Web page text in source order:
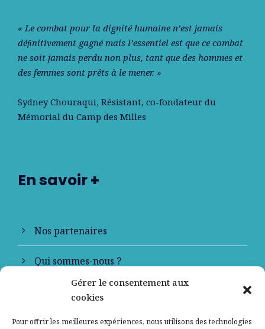
Gérer le consentement aux
cookies
Pour offrir les meilleures expériences, nous utilisons des technologies
« Le combat pour la dignité humaine n’est jamais
déﬁnitivement gagné mais l’essentiel est que ce combat
ne soit jamais perdu non plus, tant que des hommes et
des femmes sont prêts à le mener. »
Sydney Chouraqui, Résistant, co-fondateur du
Mémorial du Camp des Milles
En savoir +
Nos partenaires
Qui sommes-nous ?
Contactez-nous
Mentions légales